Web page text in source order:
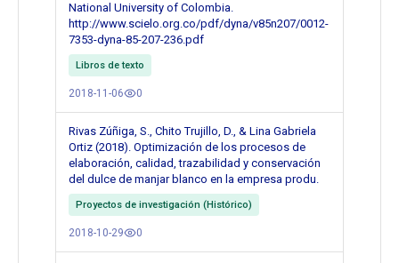
National University of Colombia.
http://www.scielo.org.co/pdf/dyna/v85n207/0012-
7353-dyna-85-207-236.pdf
Libros de texto
2018-11-06 0
Rivas Zúñiga, S., Chito Trujillo, D., & Lina Gabriela
Ortiz (2018). Optimización de los procesos de
elaboración, calidad, trazabilidad y conservación
del dulce de manjar blanco en la empresa produ.
Proyectos de investigación (Histórico)
2018-10-29 0